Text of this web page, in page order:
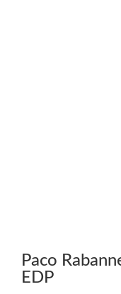
Paco
EDP